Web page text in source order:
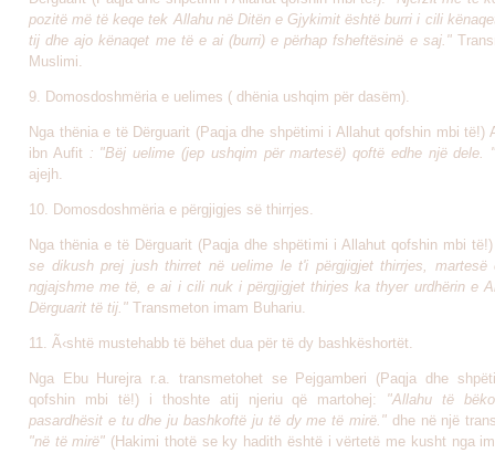
pozitë më të keqe tek Allahu në Ditën e Gjykimit është burri i cili
tij dhe ajo kënaqet me të e ai (burri) e përhap fsheftësinë e saj."
Muslimi.
9. Domosdoshmëria e uelimes ( dhënia ushqim për dasëm).
Nga thënia e të Dërguarit (Paqja dhe shpëtimi i Allahut qofshin mbi të!)
ibn Aufit : "Bëj uelime (jep ushqim për martesë) qoftë edhe një dele.
ajejh.
10. Domosdoshmëria e përgjigjes së thirrjes.
Nga thënia e të Dërguarit (Paqja dhe shpëtimi i Allahut qofshin mbi të!)
se dikush prej jush thirret në uelime le t'i përgjigjet thirrjes, martesë
ngjajshme me të, e ai i cili nuk i përgjigjet thirjes ka thyer urdhërin e
Dërguarit të tij." Transmeton imam Buhariu.
11. Ã‹shtë mustehabb të bëhet dua për të dy bashkëshortët.
Nga Ebu Hurejra r.a. transmetohet se Pejgamberi (Paqja dhe
qofshin mbi të!) i thoshte atij njeriu që martohej: "Allahu të
pasardhësit e tu dhe ju bashkoftë ju të dy me të mirë."dhe në një
"në të mirë" (Hakimi thotë se ky hadith është i vërtetë me kusht nga